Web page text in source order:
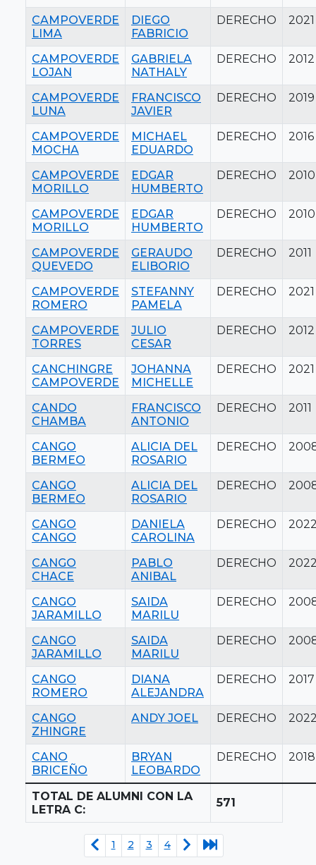
CAMPOVERDE
LIMA
DIEGO
FABRICIO
DERECHO 2021
CAMPOVERDE
LOJAN
GABRIELA
NATHALY
DERECHO 2012
CAMPOVERDE
LUNA
FRANCISCO
JAVIER
DERECHO 2019
CAMPOVERDE
MOCHA
MICHAEL
EDUARDO
DERECHO 2016
CAMPOVERDE
MORILLO
EDGAR
HUMBERTO
DERECHO 2010
CAMPOVERDE
MORILLO
EDGAR
HUMBERTO
DERECHO 2010
CAMPOVERDE
QUEVEDO
GERAUDO
ELIBORIO
DERECHO 2011
CAMPOVERDE
ROMERO
STEFANNY
PAMELA
DERECHO 2021
CAMPOVERDE
TORRES
JULIO
CESAR
DERECHO 2012
CANCHINGRE
CAMPOVERDE
JOHANNA
MICHELLE
DERECHO 2021
CANDO
CHAMBA
FRANCISCO
ANTONIO
DERECHO 2011
CANGO
BERMEO
ALICIA DEL
ROSARIO
DERECHO
CANGO
BERMEO
ALICIA DEL
ROSARIO
DERECHO
CANGO
CANGO
DANIELA
CAROLINA
DERECHO
CANGO
CHACE
PABLO
ANIBAL
DERECHO
CANGO
JARAMILLO
SAIDA
MARILU
DERECHO
CANGO
JARAMILLO
SAIDA
MARILU
DERECHO
CANGO
ROMERO
DIANA
ALEJANDRA
DERECHO 2017
CANGO
ZHINGRE
ANDY JOEL DERECHO
CANO
BRICEÑO
BRYAN
LEOBARDO
DERECHO 2018
TOTAL DE ALUMNI CON LA
LETRA C:
571
1 2 3 4